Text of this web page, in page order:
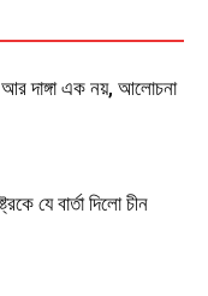
আর দাঙ্গা এক নয়, আলোচনা
যে বার্তা দিলো চীন